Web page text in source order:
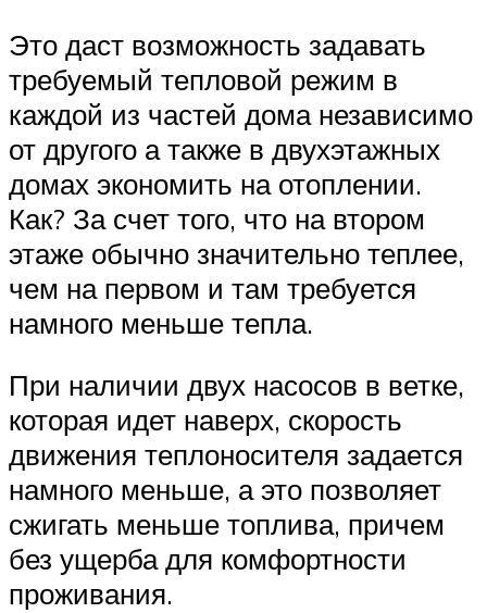
Это даст возможность задавать
требуемый тепловой режим в
каждой из частей дома независимо
от другого а также в двухэтажных
домах экономить на отоплении.
Как? За счет того, что на втором
этаже обычно значительно теплее,
чем на первом и там требуется
намного меньше тепла.
При наличии двух насосов в ветке,
которая идет наверх, скорость
движения теплоносителя задается
намного меньше, а это позволяет
сжигать меньше топлива, причем
без ущерба для комфортности
проживания.